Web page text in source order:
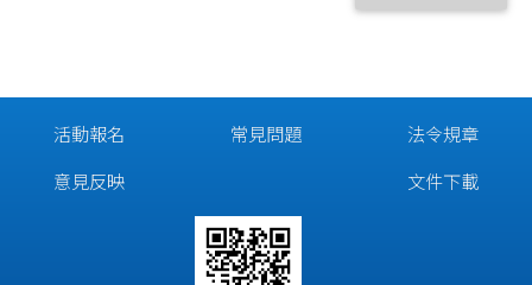
活動報名
意見反映
常見問題 法令規章
文件下載